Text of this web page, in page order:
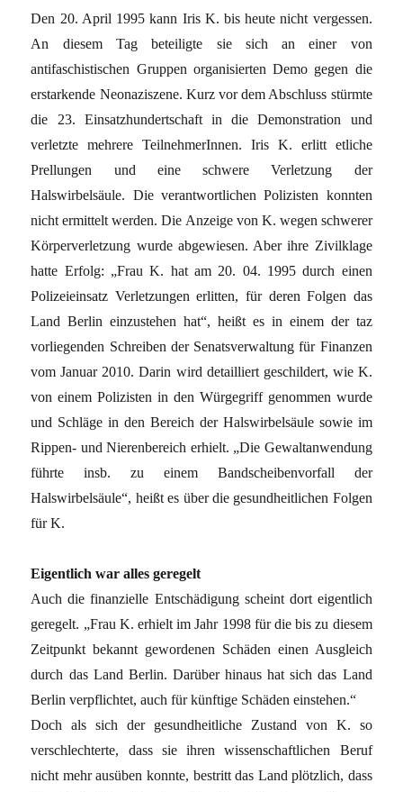
Den 20. April 1995 kann Iris K. bis heute nicht vergessen.
An diesem Tag beteiligte sie sich an einer von
antifaschistischen Gruppen organisierten Demo gegen die
erstarkende Neonaziszene. Kurz vor dem Abschluss stürmte
die 23. Einsatzhundertschaft in die Demonstration und
verletzte mehrere TeilnehmerInnen. Iris K. erlitt etliche
Prellungen und eine schwere Verletzung der
Halswirbelsäule. Die verantwortlichen Polizisten konnten
nicht ermittelt werden. Die Anzeige von K. wegen schwerer
Körperverletzung wurde abgewiesen. Aber ihre Zivilklage
hatte Erfolg: „Frau K. hat am 20. 04. 1995 durch einen
Polizeieinsatz Verletzungen erlitten, für deren Folgen das
Land Berlin einzustehen hat“, heißt es in einem der taz
vorliegenden Schreiben der Senatsverwaltung für Finanzen
vom Januar 2010. Darin wird detailliert geschildert, wie K.
von einem Polizisten in den Würgegriff genommen wurde
und Schläge in den Bereich der Halswirbelsäule sowie im
Rippen- und Nierenbereich erhielt. „Die Gewaltanwendung
führte insb. zu einem Bandscheibenvorfall der
Halswirbelsäule“, heißt es über die gesundheitlichen Folgen
für K.
Eigentlich war alles geregelt
Auch die finanzielle Entschädigung scheint dort eigentlich
geregelt. „Frau K. erhielt im Jahr 1998 für die bis zu diesem
Zeitpunkt bekannt gewordenen Schäden einen Ausgleich
durch das Land Berlin. Darüber hinaus hat sich das Land
Berlin verpflichtet, auch für künftige Schäden einstehen.“
Doch als sich der gesundheitliche Zustand von K. so
verschlechterte, dass sie ihren wissenschaftlichen Beruf
nicht mehr ausüben konnte, bestritt das Land plötzlich, dass